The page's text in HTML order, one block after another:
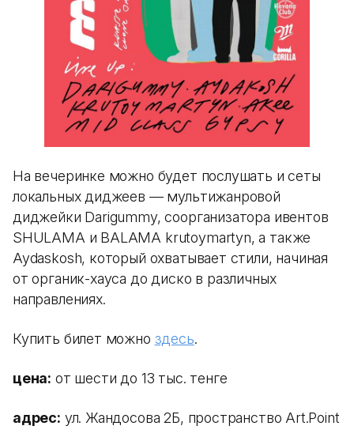
На вечеринке можно будет послушать и сеты
локальных диджеев — мультижанровой
диджейки Darigummy, соорганизатора ивентов
SHULAMA и BALAMA krutoymartyn, а также
Aydaskosh, который охватывает стили, начиная
от органик-хауса до диско в различных
направлениях.
Купить билет можно здесь.
цена: от шести до 13 тыс. тенге
адрес: ул. Жандосова 2Б, пространство Art.Point